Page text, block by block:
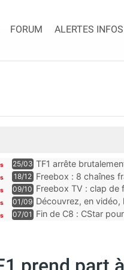
FORUM ALERTES INFOS
25/03 TF1 arrête
programmes phares,
Freebox, Livebox,
SFR découvriront son
à la rentrée
18/12 Freebox : 8 chaînes
seront offertes sur la
la fin du mois
09/10 Freebox TV : clap de
pour plusieurs
incluses pour les
01/09 Découvrez, en vidéo,
de Novo19, la
07/01 Fin de C8 : CStar